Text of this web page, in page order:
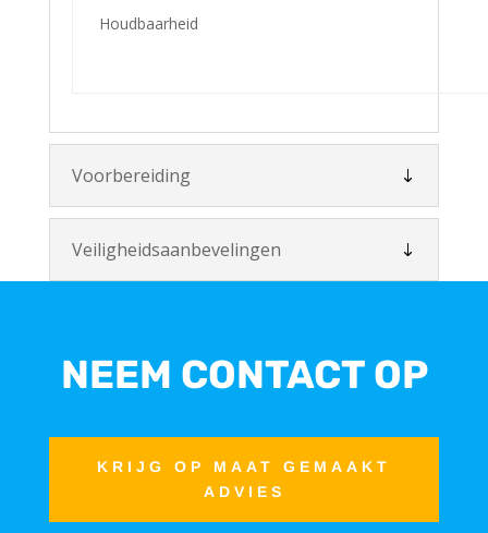
Houdbaarheid
Voorbereiding
Veiligheidsaanbevelingen
NEEM CONTACT OP
KRIJG OP MAAT GEMAAKT
ADVIES